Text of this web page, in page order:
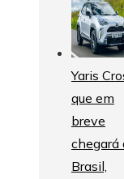
Yaris
que em
breve
chegará
Brasil,